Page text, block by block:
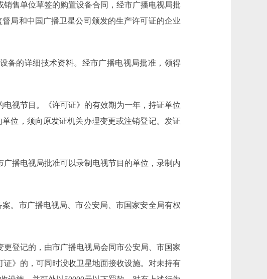
售单位草签的购置设备合同，经市广播电视局批
局和中国广播卫星公司颁发的生产许可证的企业
的详细技术资料。经市广播电视局批准，领得
视节目。《许可证》的有效期为一年，持证单位
位，须向原发证机关办理变更或注销登记。发证
播电视局批准可以录制电视节目的单位，录制内
。市广播电视局、市公安局、市国家安全局有权
登记的，由市广播电视局会同市公安局、市国家
》的，可同时没收卫星地面接收设施。对未持有